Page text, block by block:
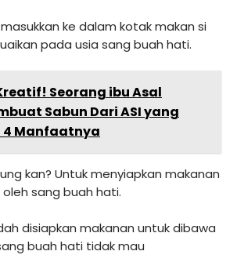
ke dalam kotak makan si
pada usia sang buah hati.
Seorang ibu Asal
Sabun Dari ASI yang
4 Manfaatnya
kan? Untuk menyiapkan makanan
sang buah hati.
disiapkan makanan untuk dibawa
buah hati tidak mau